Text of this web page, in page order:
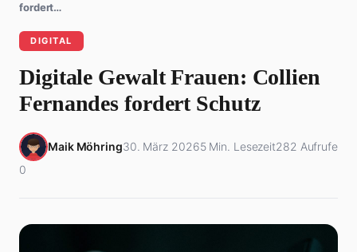
fordert…
DIGITAL
Digitale Gewalt Frauen: Collien
Fernandes fordert Schutz
Maik Möhring30. März 20265 Min. Lesezeit282 Aufrufe
0